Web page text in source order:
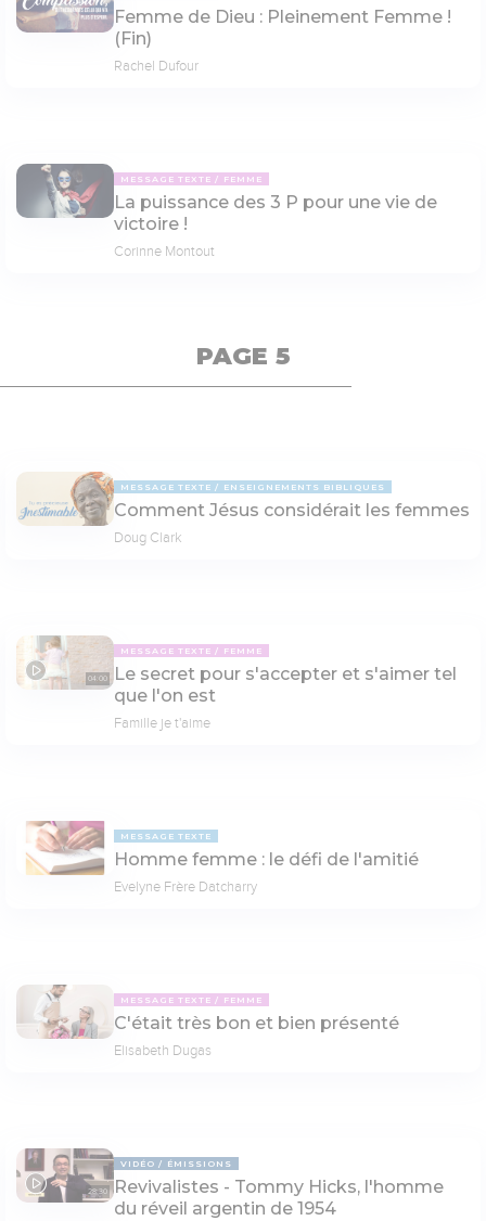
Femme de Dieu : Pleinement Femme !
(Fin)
Rachel Dufour
MESSAGE TEXTE FEMME
La puissance des 3 P pour une vie de
victoire !
Corinne Montout
PAGE 5
MESSAGE TEXTE ENSEIGNEMENTS BIBLIQUES
Comment Jésus considérait les femmes
Doug Clark
04:00
MESSAGE TEXTE FEMME
Le secret pour s'accepter et s'aimer tel
que l'on est
Famille je t'aime
MESSAGE TEXTE
Homme femme : le défi de l'amitié
Evelyne Frère Datcharry
MESSAGE TEXTE FEMME
C'était très bon et bien présenté
Elisabeth Dugas
28:30
VIDÉO ÉMISSIONS
Revivalistes - Tommy Hicks, l'homme
du réveil argentin de 1954